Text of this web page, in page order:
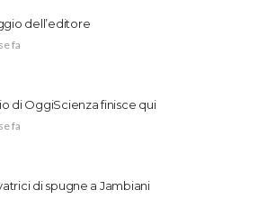
dell’editore
fa
di OggiScienza finisce qui
fa
di spugne a Jambiani